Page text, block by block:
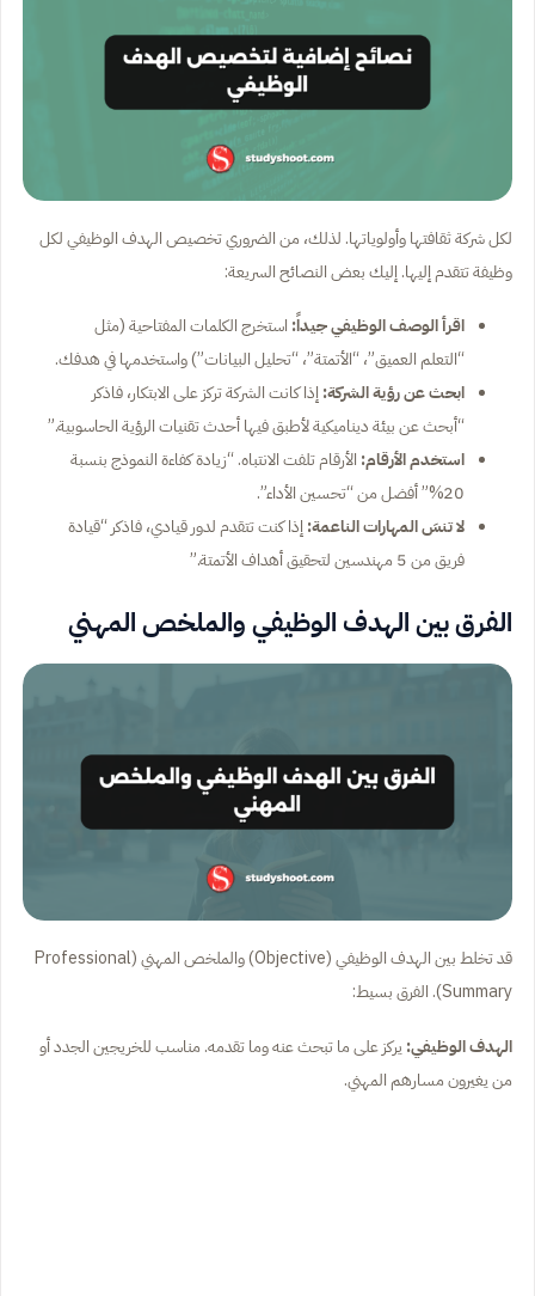
لكل شركة ثقافتها وأولوياتها. لذلك، من الضروري تخصيص الهدف الوظيفي لكل
وظيفة تتقدم إليها. إليك بعض النصائح السريعة:
اقرأ الوصف الوظيفي جيداً: استخرج الكلمات المفتاحية (مثل
“التعلم العميق”، “الأتمتة”، “تحليل البيانات”) واستخدمها في هدفك.
ابحث عن رؤية الشركة: إذا كانت الشركة تركز على الابتكار، فاذكر
“أبحث عن بيئة ديناميكية لأطبق فيها أحدث تقنيات الرؤية الحاسوبية.”
استخدم الأرقام: الأرقام تلفت الانتباه. “زيادة كفاءة النموذج بنسبة
20%” أفضل من “تحسين الأداء”.
لا تنسَ المهارات الناعمة: إذا كنت تتقدم لدور قيادي، فاذكر “قيادة
فريق من 5 مهندسين لتحقيق أهداف الأتمتة.”
الفرق بين الهدف الوظيفي والملخص المهني
قد تخلط بين الهدف الوظيفي (Objective) والملخص المهني (Professional
Summary). الفرق بسيط:
الهدف الوظيفي: يركز على ما تبحث عنه وما تقدمه. مناسب للخريجين الجدد أو
من يغيرون مسارهم المهني.